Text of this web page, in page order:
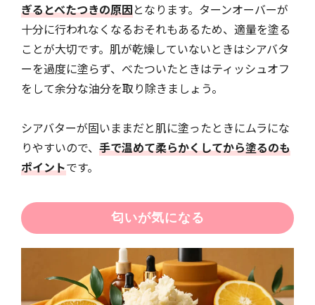
ぎるとべたつきの原因となります。ターンオーバーが
十分に行われなくなるおそれもあるため、適量を塗る
ことが大切です。肌が乾燥していないときはシアバタ
ーを過度に塗らず、べたついたときはティッシュオフ
をして余分な油分を取り除きましょう。
シアバターが固いままだと肌に塗ったときにムラにな
りやすいので、 手で温めて柔らかくしてから塗るのも
ポイントです。
匂いが気になる